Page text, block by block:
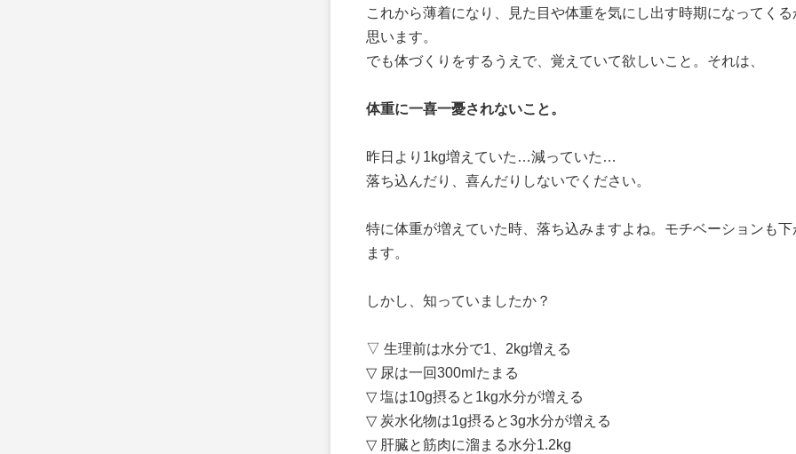
これから薄着になり、見た目や体重を気にし出す時期になってくる
思います。
でも体づくりをするうえで、覚えていて欲しいこと。それは、
体重に一喜一憂されないこと。
昨日より1kg増えていた…減っていた…
落ち込んだり、喜んだりしないでください。
特に体重が増えていた時、落ち込みますよね。モチベーションも下
ます。
しかし、知っていましたか？
▽ 生理前は水分で1、2kg増える
▽ 尿は一回300mlたまる
▽ 塩は10g摂ると1kg水分が増える
▽ 炭水化物は1g摂ると3g水分が増える
▽ 肝臓と筋肉に溜まる水分1.2kg